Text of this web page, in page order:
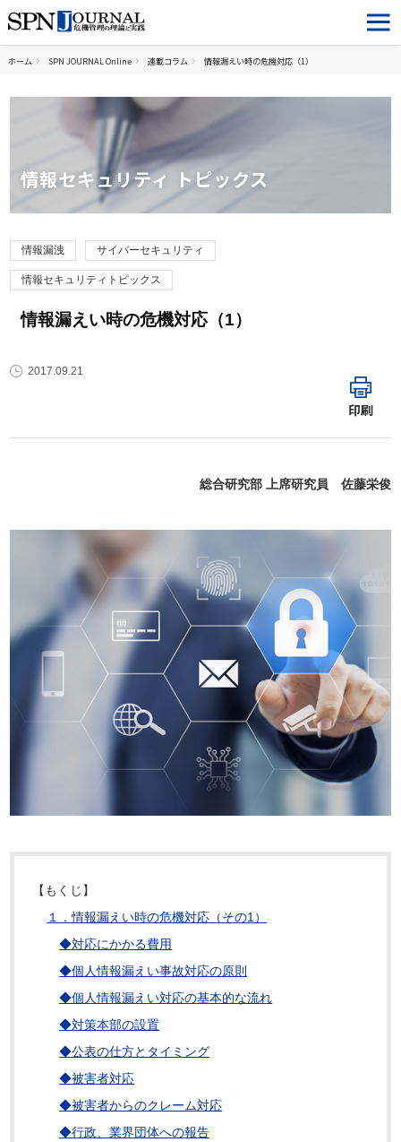
ホーム SPN JOURNAL Online 連載コラム 情報漏えい時の危機対応（1）
情報セキュリティ トピックス
情報漏洩 サイバーセキュリティ
情報セキュリティトピックス
情報漏えい時の危機対応（1）
2017.09.21
印刷
総合研究部 上席研究員 佐藤栄俊
【もくじ】
１．情報漏えい時の危機対応（その1）
◆対応にかかる費用
◆個人情報漏えい事故対応の原則
◆個人情報漏えい対応の基本的な流れ
◆対策本部の設置
◆公表の仕方とタイミング
◆被害者対応
◆被害者からのクレーム対応
◆行政、業界団体への報告